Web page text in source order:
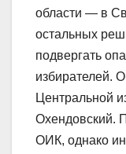
области — в
остальных
подвергать
избирателей.
Центральной
Охендовский.
ОИК, однако